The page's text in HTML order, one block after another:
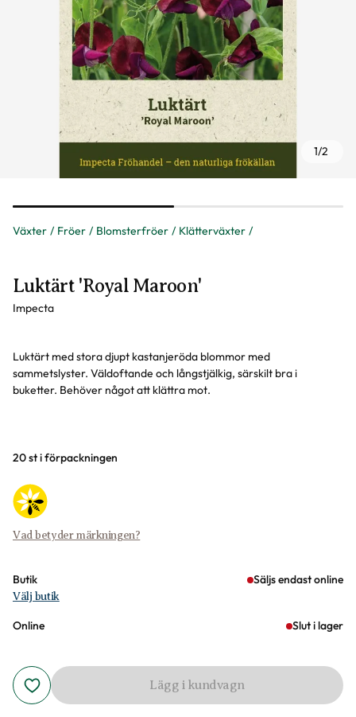
Växter Fröer Blomsterfröer Klätterväxter
1/2
Luktärt 'Royal Maroon'
Impecta
Luktärt med stora djupt kastanjeröda blommor med
sammetslyster. Väldoftande och långstjälkig, särskilt bra i
buketter. Behöver något att klättra mot.
Varianter
20 st i förpackningen
Vad betyder märkningen?
Butik Säljs endast online
Välj butik
Online Slut i lager
Lägg i kundvagn